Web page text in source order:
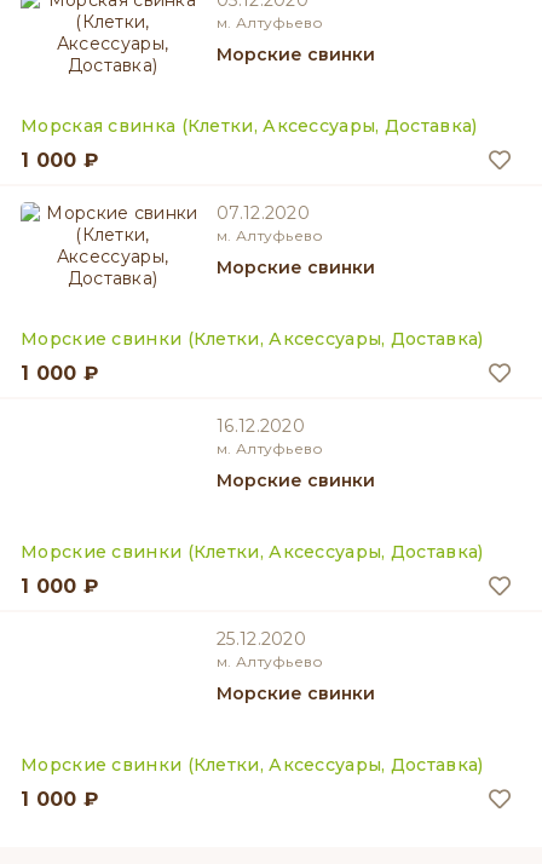
м. Алтуфьево
Морские свинки
Морская свинка (Клетки, Аксессуары, Доставка)
1 000 ₽
07.12.2020
м. Алтуфьево
Морские свинки
Морские свинки (Клетки, Аксессуары, Доставка)
1 000 ₽
16.12.2020
м. Алтуфьево
Морские свинки
Морские свинки (Клетки, Аксессуары, Доставка)
1 000 ₽
25.12.2020
м. Алтуфьево
Морские свинки
Морские свинки (Клетки, Аксессуары, Доставка)
1 000 ₽